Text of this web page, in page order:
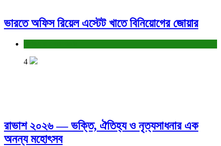
ভারতে অফিস রিয়েল এস্টেট খাতে বিনিয়োগের জোয়ার
4
রাভাশ ২০২৬ — ভক্তি, ঐতিহ্য ও নৃত্যসাধনার এক
অনন্য মহোৎসব